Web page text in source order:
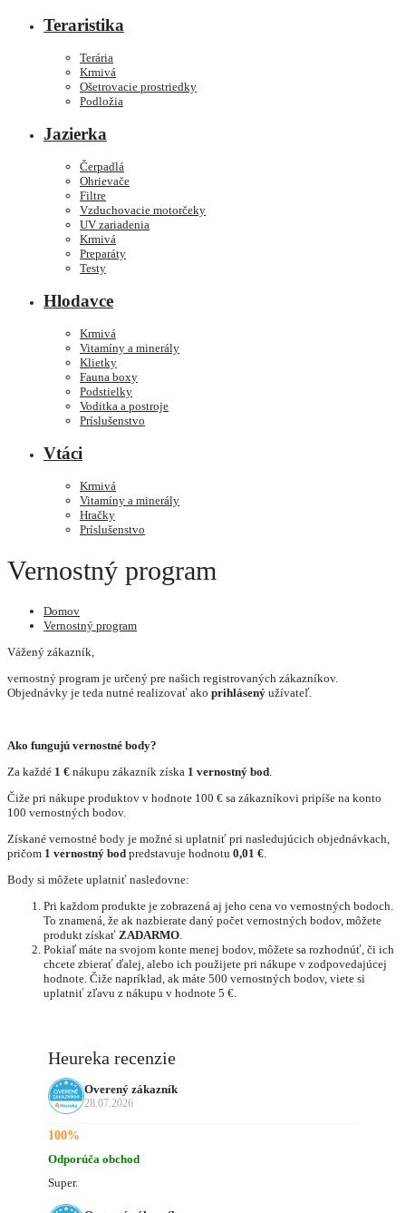
Teraristika
Terária
Krmivá
Ošetrovacie prostriedky
Podložia
Jazierka
Čerpadlá
Ohrievače
Filtre
Vzduchovacie motorčeky
UV zariadenia
Krmivá
Preparáty
Testy
Hlodavce
Krmivá
Vitamíny a minerály
Klietky
Fauna boxy
Podstielky
Voditka a postroje
Príslušenstvo
Vtáci
Krmivá
Vitamíny a minerály
Hračky
Príslušenstvo
Vernostný program
Domov
Vernostný program
Vážený zákazník,
vernostný program je určený pre našich registrovaných zákazníkov.
Objednávky je teda nutné realizovať ako prihlásený užívateľ.
Ako fungujú vernostné body?
Za každé 1 € nákupu zákazník získa 1 vernostný bod.
Čiže pri nákupe produktov v hodnote 100 € sa zákazníkovi pripíše na konto
100 vernostných bodov.
Získané vernostné body je možné si uplatniť pri nasledujúcich objednávkach,
pričom 1 vernostný bod predstavuje hodnotu 0,01 €.
Body si môžete uplatniť nasledovne:
Pri každom produkte je zobrazená aj jeho cena vo vernostných bodoch.
To znamená, že ak nazbierate daný počet vernostných bodov, môžete
produkt získať ZADARMO.
Pokiaľ máte na svojom konte menej bodov, môžete sa rozhodnúť, či ich
chcete zbierať ďalej, alebo ich použijete pri nákupe v zodpovedajúcej
hodnote. Čiže napríklad, ak máte 500 vernostných bodov, viete si
uplatniť zľavu z nákupu v hodnote 5 €.
Heureka recenzie
Overený zákazník
28.07.2026
100%
Odporúča obchod
Super.